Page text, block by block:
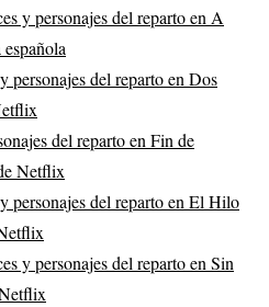
y personajes del reparto en A
personajes del reparto en Dos
del reparto en Fin de
Netflix
personajes del reparto en El Hilo
y personajes del reparto en Sin